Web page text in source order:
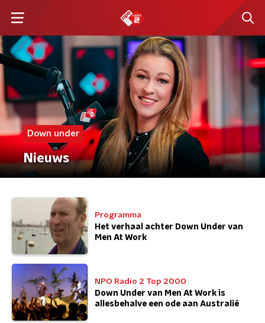
Down under
Nieuws
Programma
Het verhaal achter Down Under van
Men At Work
NPO Radio 2 Top 2000
Down Under van Men At Work is
allesbehalve een ode aan Australië